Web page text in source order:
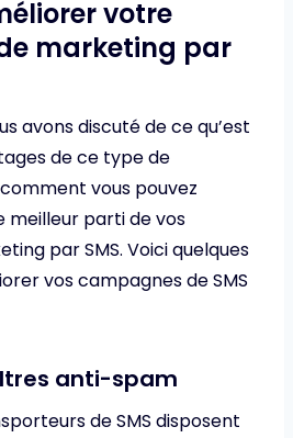
votre
marketing par
avons discuté de ce qu’est
de ce type de
vous pouvez
parti de vos
par SMS. Voici quelques
vos campagnes de SMS
anti-spam
de SMS disposent